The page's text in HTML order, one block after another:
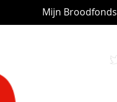
Mijn Broodfonds